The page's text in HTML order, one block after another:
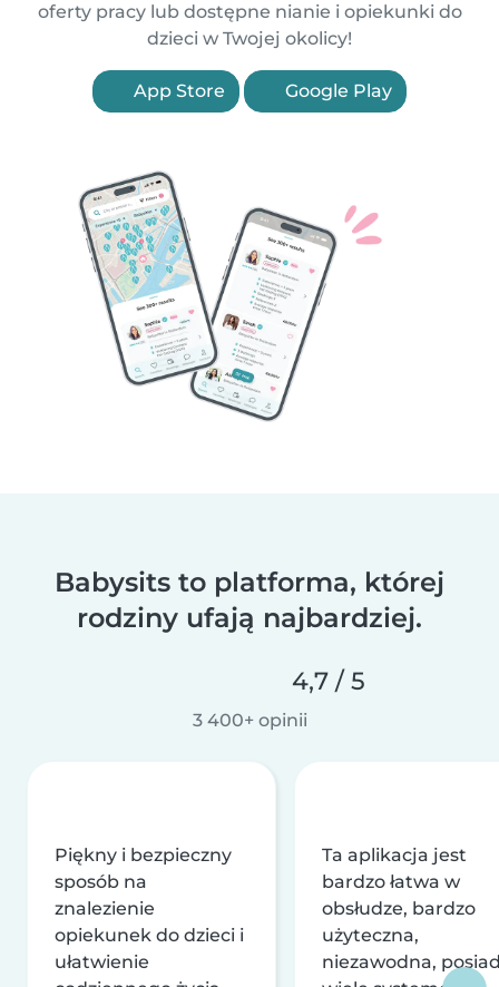
oferty pracy lub dostępne nianie i opiekunki do
dzieci w Twojej okolicy!
App Store Google Play
Babysits to platforma, której
rodziny ufają najbardziej.
4,7 / 5
3 400+ opinii
Piękny i bezpieczny
sposób na
znalezienie
opiekunek do dzieci i
ułatwienie
Ta aplikacja jest
bardzo łatwa w
obsłudze, bardzo
użyteczna,
niezawodna,